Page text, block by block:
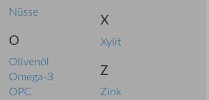
Nüsse
O
Olivenöl
Omega-3
OPC
X
Xylit
Z
Zink